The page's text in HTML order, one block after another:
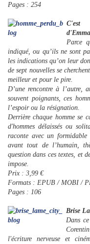
Pages : 254
C'est
Parce
indiqué, ou qu’ils ne sont
les indications qu’on leur
de sept nouvelles se
meilleur et pour le pire.
D’une rencontre à l’autre,
souvent poignants, ces
l’espoir ou la résignation.
Derrière chaque homme se
d'hommes délaissés ou
raconte avec un
avant tout de l’humain,
question dans ces textes, et
impose.
Prix : 3,99 €
Formats : EPUB / MOBI /
Pages : 106
Brise
Dans
l'écriture nerveuse et